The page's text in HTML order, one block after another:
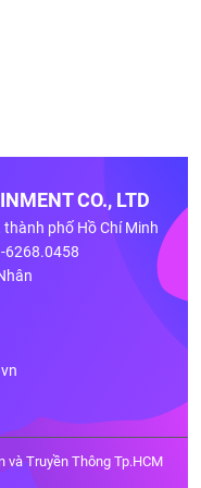
CO., LTD
phố Hồ Chí Minh
6268.0458
và Truyền Thông Tp.HCM